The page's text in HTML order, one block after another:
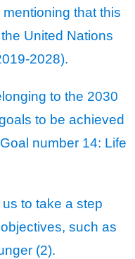
that this
United Nations
2028).
to the 2030
to be achieved
number 14: Life
to take a step
such as
(2).